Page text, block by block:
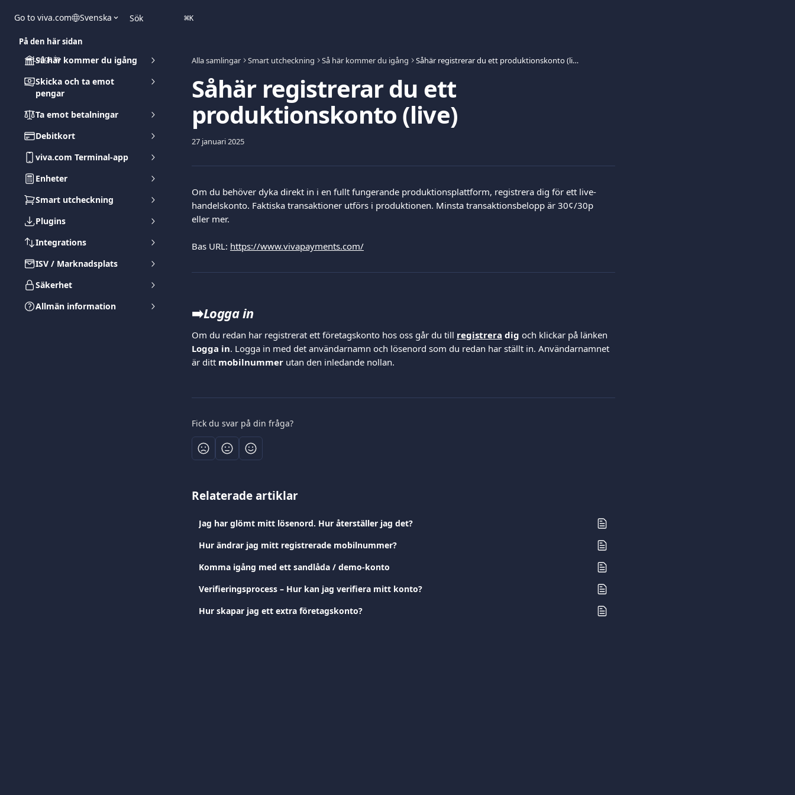
Go to viva.com Svenska Sök ⌘K
Så här kommer du igång
Skicka och ta emot
pengar
Ta emot betalningar
Debitkort
viva.com Terminal-app
Enheter
Smart utcheckning
Plugins
Integrations
ISV / Marknadsplats
Säkerhet
Allmän information
Alla samlingar Smart utcheckning Så här kommer du igång Såhär registrerar du ett produktionskonto (live)
Såhär registrerar du ett
produktionskonto (live)
27 januari 2025
Om du behöver dyka direkt in i en fullt fungerande produktionsplattform, registrera dig för ett live-
handelskonto. Faktiska transaktioner utförs i produktionen. Minsta transaktionsbelopp är 30¢/30p
eller mer.
Bas URL: https://www.vivapayments.com/
➡️Logga in
Om du redan har registrerat ett företagskonto hos oss går du till registrera dig och klickar på länken
Logga in. Logga in med det användarnamn och lösenord som du redan har ställt in. Användarnamnet
är ditt mobilnummer utan den inledande nollan.
Fick du svar på din fråga?
Relaterade artiklar
Jag har glömt mitt lösenord. Hur återställer jag det?
Hur ändrar jag mitt registrerade mobilnummer?
Komma igång med ett sandlåda / demo-konto
Verifieringsprocess – Hur kan jag verifiera mitt konto?
Hur skapar jag ett extra företagskonto?
På den här sidan
➡️Logga in